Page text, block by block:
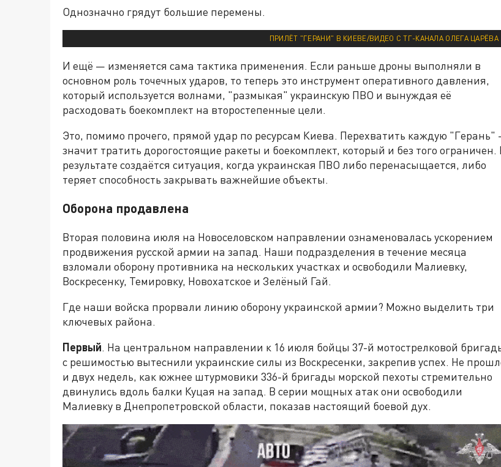
Однозначно грядут большие перемены.
ПРИЛЁТ "ГЕРАНИ" В КИЕВЕ/ВИДЕО С ТГ-КАНАЛА ОЛЕГА ЦАРЁВА
И ещё — изменяется сама тактика применения. Если раньше дроны выполняли в
основном роль точечных ударов, то теперь это инструмент оперативного давления,
который используется волнами, "размыкая" украинскую ПВО и вынуждая её
расходовать боекомплект на второстепенные цели.
Это, помимо прочего, прямой удар по ресурсам Киева. Перехватить каждую "Герань"
значит тратить дорогостоящие ракеты и боекомплект, который и без того ограничен.
результате создаётся ситуация, когда украинская ПВО либо перенасыщается, либо
теряет способность закрывать важнейшие объекты.
Оборона продавлена
Вторая половина июля на Новоселовском направлении ознаменовалась ускорением
продвижения русской армии на запад. Наши подразделения в течение месяца
взломали оборону противника на нескольких участках и освободили Малиевку,
Воскресенку, Темировку, Новохатское и Зелёный Гай.
Где наши войска прорвали линию оборону украинской армии? Можно выделить три
ключевых района.
Первый. На центральном направлении к 16 июля бойцы 37-й мотострелковой
с решимостью вытеснили украинские силы из Воскресенки, закрепив успех. Не
и двух недель, как южнее штурмовики 336-й бригады морской пехоты стремительно
двинулись вдоль балки Куцая на запад. В серии мощных атак они освободили
Малиевку в Днепропетровской области, показав настоящий боевой дух.